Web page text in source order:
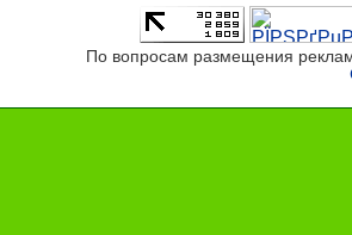
По вопросам размещения